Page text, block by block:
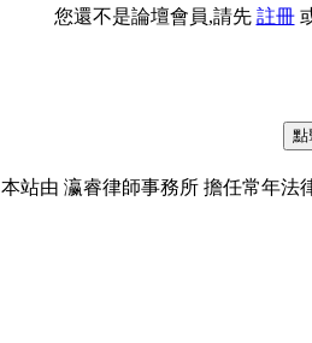
您還不是論壇會員,請先 註冊
本站由 瀛睿律師事務所 擔任常年法